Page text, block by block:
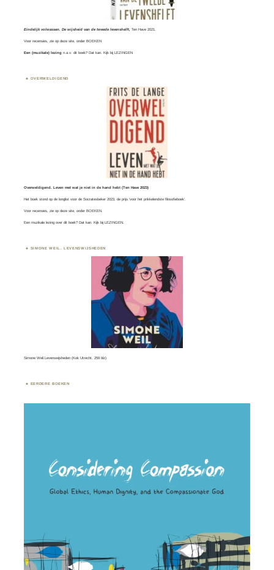
Eindelijk volwassen. De wijsheid van de tweede levenshelft, Ten Have 2021.
Voor recensies, zie op deze site, onderBOEKEN
Een (muzikale) lezing n.a.v. dit boek? Dat kan. Kijk bijLEZINGEN
OVERWELDIGEND
Overweldigend. Leven met wat je niet in de hand hebt (Ten Have 2023)
Het boek stond op de longlist voor deSocratesbeker 2023, de prijs ‘voor het prikkelendste filosofieboek’.
Voor recensies, zie op deze site, onderBOEKEN
Een muzikale lezing over dit boek? Dat kan. Kijk bijLEZINGEN.
SIMONE WEIL. LEVENSWIJSHEDEN
Simone Weil.Levenswijsheden (Kok Utrecht, 259 blz)
EERDERE BOEKEN